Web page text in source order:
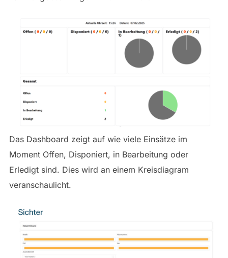
Das Dashboard zeigt auf wie viele Einsätze im
Moment Offen, Disponiert, in Bearbeitung oder
Erledigt sind. Dies wird an einem Kreisdiagram
veranschaulicht.